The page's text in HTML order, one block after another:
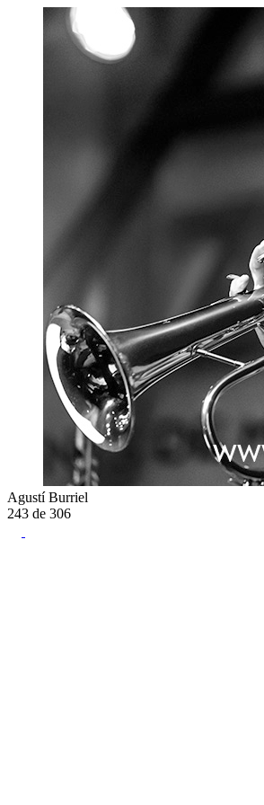
Agustí Burriel
243 de 306